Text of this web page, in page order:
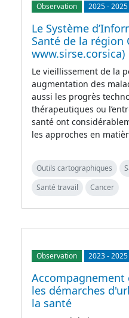
Observation 2025-2025
Le Système
Santé de la région
www.sirse.corsica)
Le vieillissement de la
augmentation des
aussi les progrès
thérapeutiques ou
santé ont
les approches en
Outils cartographiques
Santé travail
Cancer
Observation 2023-2025
les démarches
la santé